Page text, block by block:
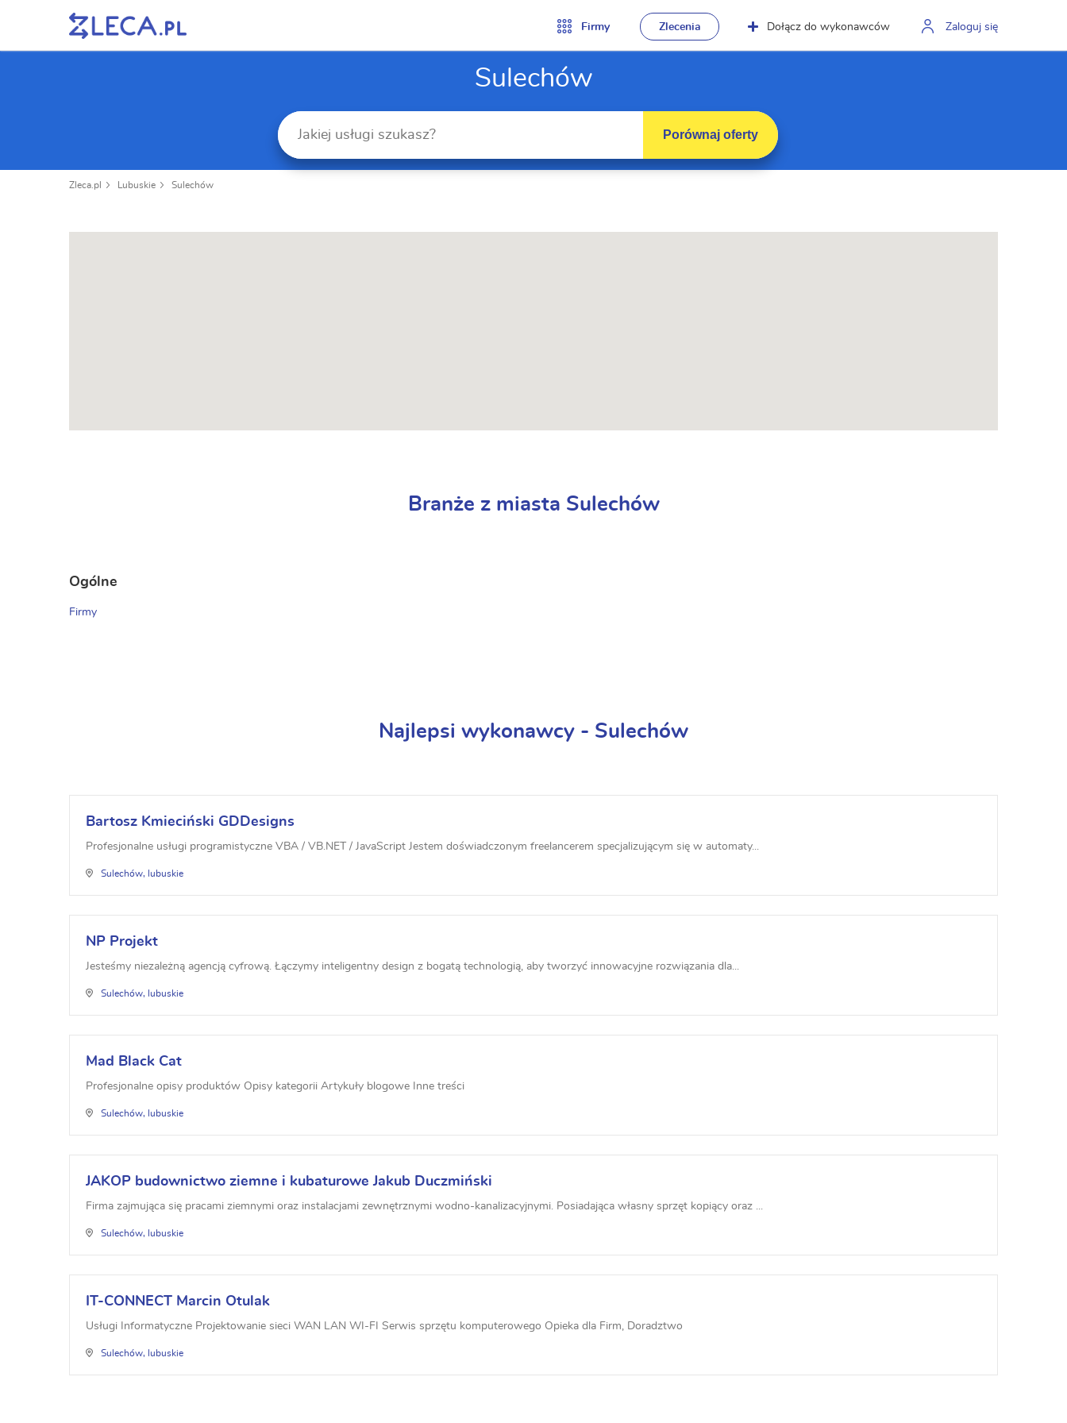
Firmy Zlecenia Dołącz do wykonawców Zaloguj się
Sulechów
Porównaj oferty
Zleca.pl Lubuskie Sulechów
Branże z miasta Sulechów
Ogólne
Firmy
Najlepsi wykonawcy - Sulechów
Bartosz Kmieciński GDDesigns
Profesjonalne usługi programistyczne VBA / VB.NET / JavaScript Jestem doświadczonym freelancerem specjalizującym się w automaty...
Sulechów, lubuskie
NP Projekt
Jesteśmy niezależną agencją cyfrową. Łączymy inteligentny design z bogatą technologią, aby tworzyć innowacyjne rozwiązania dla...
Sulechów, lubuskie
Mad Black Cat
Profesjonalne opisy produktów Opisy kategorii Artykuły blogowe Inne treści
Sulechów, lubuskie
JAKOP budownictwo ziemne i kubaturowe Jakub Duczmiński
Firma zajmująca się pracami ziemnymi oraz instalacjami zewnętrznymi wodno-kanalizacyjnymi. Posiadająca własny sprzęt kopiący oraz ...
Sulechów, lubuskie
IT-CONNECT Marcin Otulak
Usługi Informatyczne Projektowanie sieci WAN LAN WI-FI Serwis sprzętu komputerowego Opieka dla Firm, Doradztwo
Sulechów, lubuskie